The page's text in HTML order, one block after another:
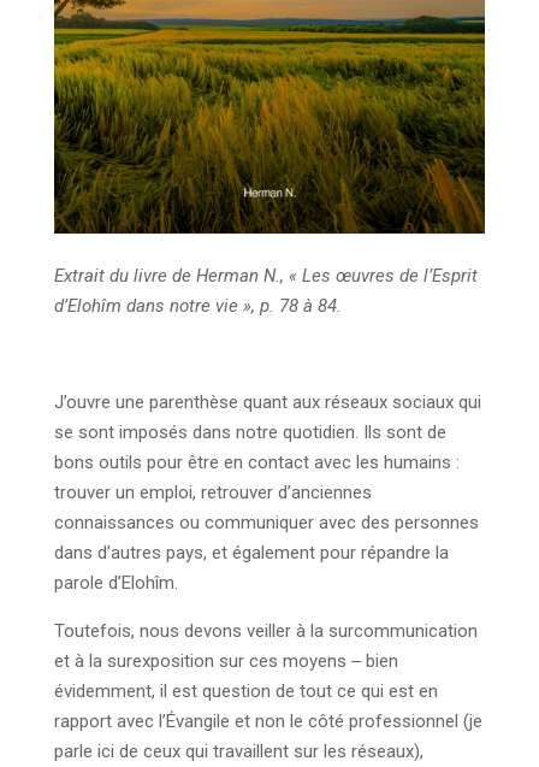
Extrait du livre de Herman N., « Les œuvres de l’Esprit
d’Elohîm dans notre vie », p. 78 à 84.
J’ouvre une parenthèse quant aux réseaux sociaux qui
se sont imposés dans notre quotidien. Ils sont de
bons outils pour être en contact avec les humains :
trouver un emploi, retrouver d’anciennes
connaissances ou communiquer avec des personnes
dans d’autres pays, et également pour répandre la
parole d’Elohîm.
Toutefois, nous devons veiller à la surcommunication
et à la surexposition sur ces moyens ‒ bien
évidemment, il est question de tout ce qui est en
rapport avec l’Évangile et non le côté professionnel (je
parle ici de ceux qui travaillent sur les réseaux),